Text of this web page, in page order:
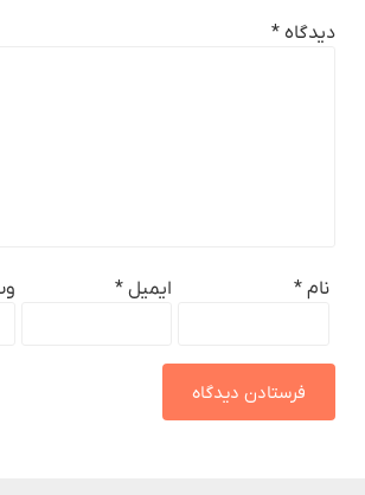
دیدگاه *
نام * ایمیل *